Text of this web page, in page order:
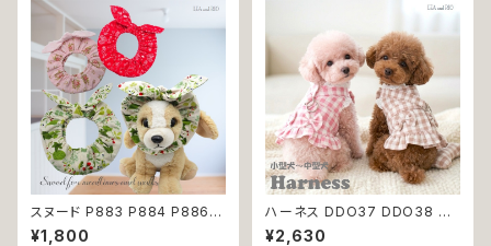
スヌード P883 P884 P886
カチューシャ 耳カバー ピンク レ
¥1,800
ハーネス DDO37 DDO38 洋
服のようなハーネス 胴輪 チェッ
¥2,630